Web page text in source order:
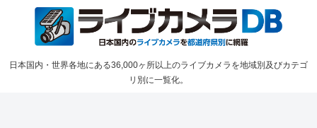
日本国内・世界各地にある36,000ヶ所以上のライブカメラを地域別及びカテゴ
リ別に一覧化。